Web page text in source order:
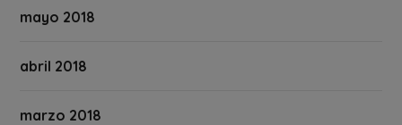
mayo 2018
abril 2018
marzo 2018